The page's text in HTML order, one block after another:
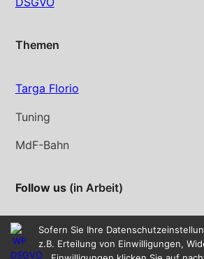
Themen
Targa Florio
Tuning
MdF-Bahn
Follow us(in Arbeit)
Instagram YouTube
Sofern Sie Ihre
z.B. Erteilung von Einwilligungen,